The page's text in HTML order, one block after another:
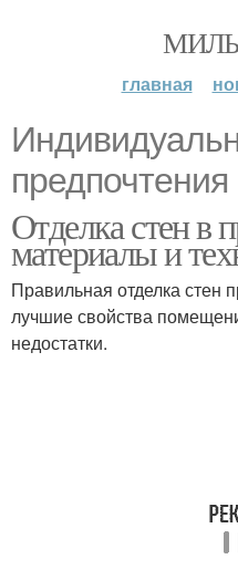
главная
предпочтения
Отделка стен в
материалы и
Правильная отделка стен
лучшие свойства
недостатки.